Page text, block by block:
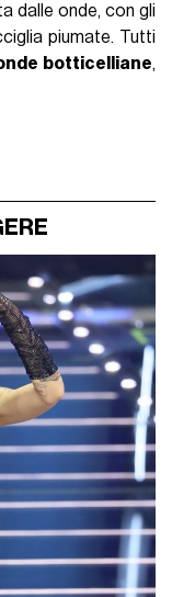
dalle onde, con gli
piumate. Tutti
botticelliane,